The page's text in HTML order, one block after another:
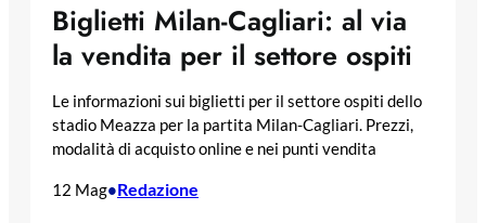
Biglietti Milan-Cagliari: al via
la vendita per il settore ospiti
Le informazioni sui biglietti per il settore ospiti dello
stadio Meazza per la partita Milan-Cagliari. Prezzi,
modalità di acquisto online e nei punti vendita
12 Mag•Redazione